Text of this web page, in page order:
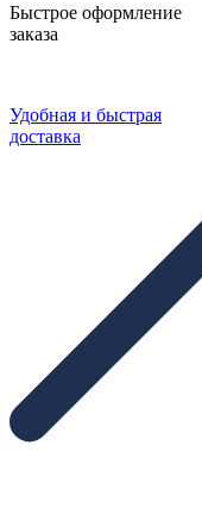
Быстрое оформление
заказа
Удобная и быстрая
доставка